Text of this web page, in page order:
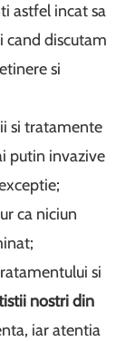
astfel incat sa
cand discutam
si
si tratamente
putin invazive
ca niciun
si
nostri din
iar atentia